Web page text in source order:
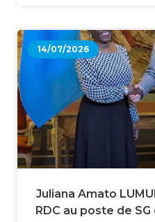
Juliana Amato
RDC au poste de
14/07/2026